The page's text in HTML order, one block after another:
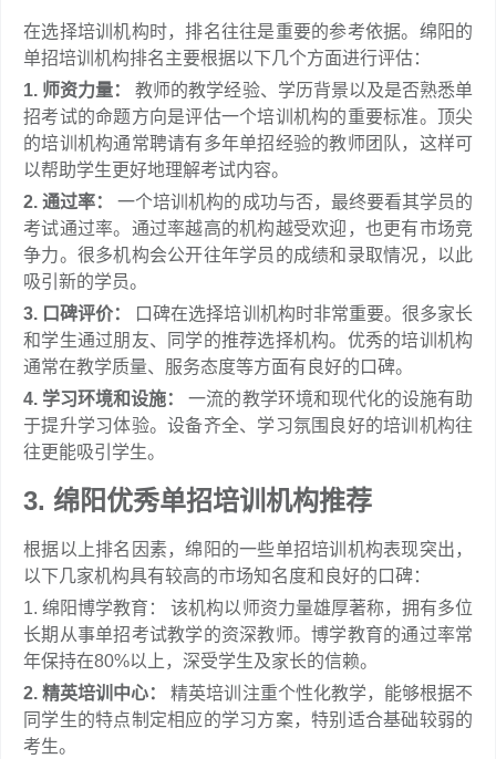
在选择培训机构时，排名往往是重要的参考依据。绵阳的
单招培训机构排名主要根据以下几个方面进行评估：
1. 师资力量：
教师的教学经验、学历背景以及是否熟悉单
招考试的命题方向是评估一个培训机构的重要标准。顶尖
的培训机构通常聘请有多年单招经验的教师团队，这样可
以帮助学生更好地理解考试内容。
2. 通过率：
一个培训机构的成功与否，最终要看其学员的
考试通过率。通过率越高的机构越受欢迎，也更有市场竞
争力。很多机构会公开往年学员的成绩和录取情况，以此
吸引新的学员。
3. 口碑评价：
口碑在选择培训机构时非常重要。很多家长
和学生通过朋友、同学的推荐选择机构。优秀的培训机构
通常在教学质量、服务态度等方面有良好的口碑。
4. 学习环境和设施：
一流的教学环境和现代化的设施有助
于提升学习体验。设备齐全、学习氛围良好的培训机构往
往更能吸引学生。
3. 绵阳优秀单招培训机构推荐
根据以上排名因素，绵阳的一些单招培训机构表现突出，
以下几家机构具有较高的市场知名度和良好的口碑：
1. 绵阳博学教育： 该机构以师资力量雄厚著称，拥有多位
长期从事单招考试教学的资深教师。博学教育的通过率常
年保持在80%以上，深受学生及家长的信赖。
2. 精英培训中心：
精英培训注重个性化教学，能够根据不
同学生的特点制定相应的学习方案，特别适合基础较弱的
考生。